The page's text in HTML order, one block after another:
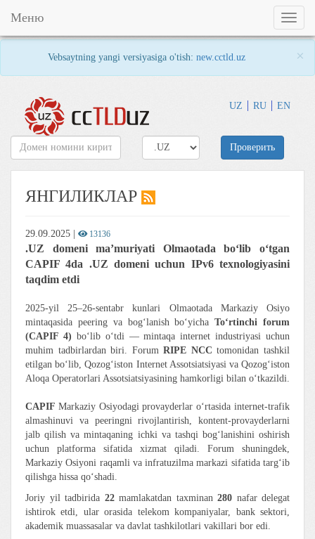
Vebsaytning yangi versiyasiga o'tish: new.cctld.uz ×
UZ RU EN
Toggle
Меню
Проверить
ЯНГИЛИКЛАР
29.09.2025 13136
.UZ domeni ma’muriyati Olmaotada bo‘lib o‘tgan
CAPIF 4da .UZ domeni uchun IPv6 texnologiyasini
taqdim etdi
2025-yil 25–26-sentabr kunlari Olmaotada Markaziy Osiyo
mintaqasida peering va bog‘lanish bo‘yichaTo‘rtinchi forum
(CAPIF 4) bo‘lib o‘tdi — mintaqa internet industriyasi uchun
muhim tadbirlardan biri. ForumRIPE NCC tomonidan tashkil
etilgan bo‘lib, Qozog‘iston Internet Assotsiatsiyasi va Qozog‘iston
Aloqa Operatorlari Assotsiatsiyasining hamkorligi bilan o‘tkazildi.
CAPIF Markaziy Osiyodagi provayderlar o‘rtasida internet-trafik
almashinuvi va peeringni rivojlantirish, kontent-provayderlarni
jalb qilish va mintaqaning ichki va tashqi bog‘lanishini oshirish
uchun platforma sifatida xizmat qiladi. Forum shuningdek,
Markaziy Osiyoni raqamli va infratuzilma markazi sifatida targ‘ib
qilishga hissa qo‘shadi.
Joriy yil tadbirida 22 mamlakatdan taxminan 280 nafar delegat
ishtirok etdi, ular orasida telekom kompaniyalar, bank sektori,
akademik muassasalar va davlat tashkilotlari vakillari bor edi.